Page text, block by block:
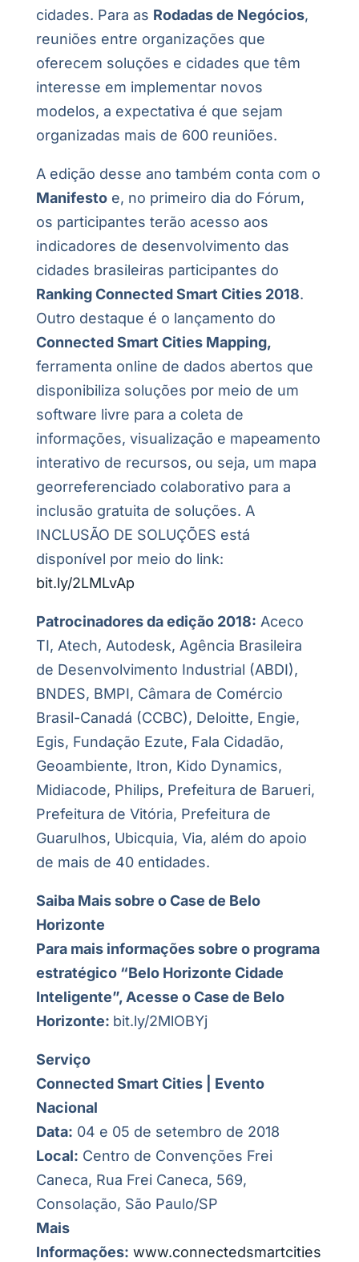
cidades. Para as Rodadas de Negócios,
reuniões entre organizações que
oferecem soluções e cidades que têm
interesse em implementar novos
modelos, a expectativa é que sejam
organizadas mais de 600 reuniões.
A edição desse ano também conta com o
Manifestoe, no primeiro dia do Fórum,
os participantes terão acesso aos
indicadores de desenvolvimento das
cidades brasileiras participantes do
Ranking Connected Smart Cities 2018.
Outro destaque é o lançamento do
Connected Smart Cities Mapping,
ferramenta online de dados abertos que
disponibiliza soluções por meio de um
software livre para a coleta de
informações, visualização e mapeamento
interativo de recursos, ou seja, um mapa
georreferenciado colaborativo para a
inclusão gratuita de soluções. A
INCLUSÃO DE SOLUÇÕES está
disponível por meio do link:
bit.ly/2LMLvAp
Patrocinadores da edição 2018: Aceco
TI, Atech, Autodesk, Agência Brasileira
de Desenvolvimento Industrial (ABDI),
BNDES, BMPI, Câmara de Comércio
Brasil-Canadá (CCBC), Deloitte, Engie,
Egis, Fundação Ezute, Fala Cidadão,
Geoambiente, Itron, Kido Dynamics,
Midiacode, Philips, Prefeitura de Barueri,
Prefeitura de Vitória, Prefeitura de
Guarulhos, Ubicquia, Via, além do apoio
de mais de 40 entidades.
Saiba Mais sobre o Case de Belo
Horizonte
Para mais informações sobre o programa
estratégico “Belo Horizonte Cidade
Inteligente”, Acesse o Case de Belo
Horizonte: bit.ly/2MlOBYj
Serviço
Connected Smart Cities | Evento
Nacional
Data: 04 e 05 de setembro de 2018
Local: Centro de Convenções Frei
Caneca, Rua Frei Caneca, 569,
Consolação, São Paulo/SP
Mais
Informações: www.connectedsmartcities